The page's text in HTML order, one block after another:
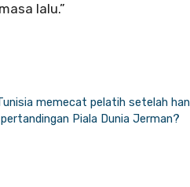
lalu.”
memecat pelatih setelah
Piala Dunia Jerman?